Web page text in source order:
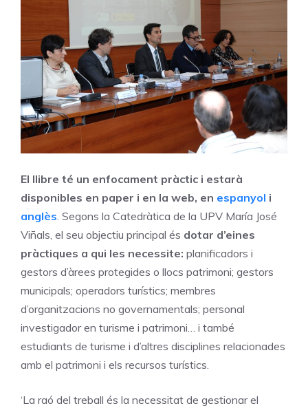
El llibre té un enfocament pràctic i estarà
disponibles en paper i en la web, en espanyol i
anglès. Segons la Catedràtica de la UPV María José
Viñals, el seu objectiu principal és dotar d’eines
pràctiques a qui les necessite: planificadors i
gestors d’àrees protegides o llocs patrimoni; gestors
municipals; operadors turístics; membres
d’organitzacions no governamentals; personal
investigador en turisme i patrimoni… i també
estudiants de turisme i d’altres disciplines relacionades
amb el patrimoni i els recursos turístics.
‘La raó del treball és la necessitat de gestionar el